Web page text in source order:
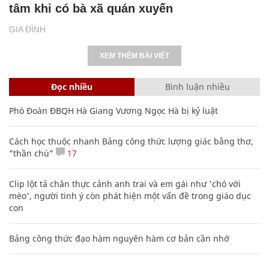
GIA ĐÌNH
tâm khi có bà xã quán xuyến
XEM THÊM BÀI VIẾT
Đọc nhiều Bình luận nhiều
Phó Đoàn ĐBQH Hà Giang Vương Ngọc Hà bị kỷ luật
Cách học thuộc nhanh Bảng công thức lượng giác bằng thơ,
"thần chú"
17
Clip lột tả chân thực cảnh anh trai và em gái như 'chó với
mèo', người tinh ý còn phát hiện một vấn đề trong giáo dục
con
Bảng công thức đạo hàm nguyên hàm cơ bản cần nhớ